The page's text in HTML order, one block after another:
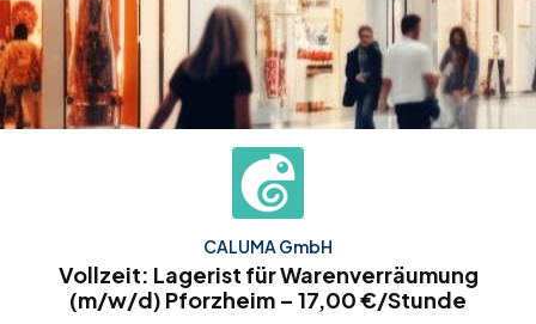
CALUMA GmbH
Vollzeit: Lagerist für Warenverräumung
(m/w/d) Pforzheim – 17,00 €/Stunde